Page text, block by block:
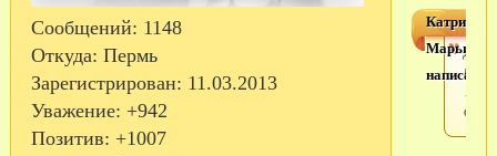
Сообщений: 1148
Откуда: Пермь
Зарегистрирован: 11.03.2013
Уважение: +942
Позитив: +1007
Катрин
Марьина
ДМБ